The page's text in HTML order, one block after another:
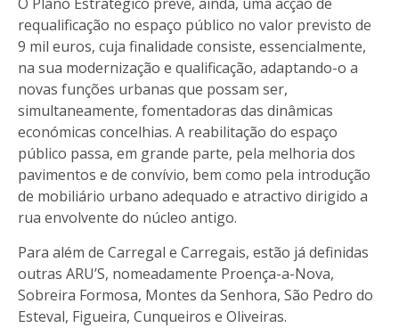
requalificação no espaço público no valor previsto de
9 mil euros, cuja finalidade consiste, essencialmente,
na sua modernização e qualificação, adaptando-o a
novas funções urbanas que possam ser,
simultaneamente, fomentadoras das dinâmicas
económicas concelhias. A reabilitação do espaço
público passa, em grande parte, pela melhoria dos
pavimentos e de convívio, bem como pela introdução
de mobiliário urbano adequado e atractivo dirigido a
rua envolvente do núcleo antigo.
Para além de Carregal e Carregais, estão já definidas
outras ARU’S, nomeadamente Proença-a-Nova,
Sobreira Formosa, Montes da Senhora, São Pedro do
Esteval, Figueira, Cunqueiros e Oliveiras.